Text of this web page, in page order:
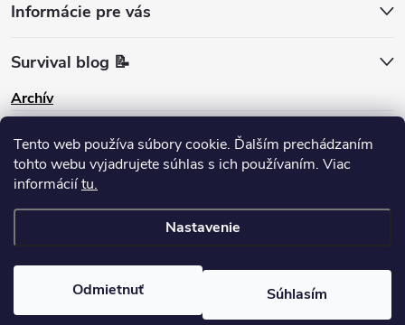
Tento web používa súbory cookie. Ďalším prechádzaním
tohto webu vyjadrujete súhlas s ich používaním. Viac
informáciítu.
Nastavenie
Odmietnuť Súhlasím
Informácie pre vás
Survival blog 📝
Archív
Pinterest
survival-shop. Všetky práva vyhradené.